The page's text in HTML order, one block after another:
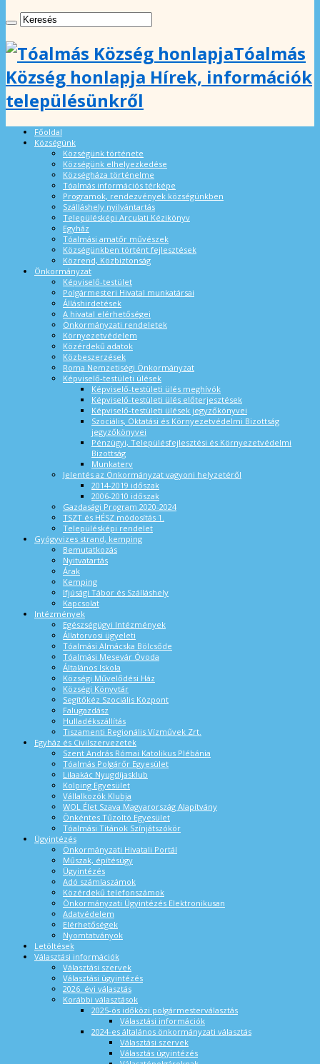
Tóalmás
Község honlapja Hírek, információk
településünkről
Főoldal
Községünk
Községünk története
Községünk elhelyezkedése
Községháza történelme
Tóalmás információs térképe
Programok, rendezvények községünkben
Szálláshely nyilvántartás
Településképi Arculati Kézikönyv
Egyház
Tóalmási amatőr művészek
Községünkben történt fejlesztések
Közrend, Közbiztonság
Önkormányzat
Képviselő-testület
Polgármesteri Hivatal munkatársai
Álláshirdetések
A hivatal elérhetőségei
Önkormányzati rendeletek
Környezetvédelem
Közérdekű adatok
Közbeszerzések
Roma Nemzetiségi Önkormányzat
Képviselő-testületi ülések
Képviselő-testületi ülés meghívók
Képviselő-testületi ülés előterjesztések
Képviselő-testületi ülések jegyzőkönyvei
Szociális, Oktatási és Környezetvédelmi Bizottság
jegyzőkönyvei
Pénzügyi, Településfejlesztési és Környezetvédelmi
Bizottság
Munkaterv
Jelentés az Önkormányzat vagyoni helyzetéről
2014-2019 időszak
2006-2010 időszak
Gazdasági Program 2020-2024
TSZT és HÉSZ módosítás 1.
Településképi rendelet
Gyógyvizes strand, kemping
Bemutatkozás
Nyitvatartás
Árak
Kemping
Ifjúsági Tábor és Szálláshely
Kapcsolat
Intézmények
Egészségügyi Intézmények
Állatorvosi ügyeleti
Tóalmási Almácska Bölcsőde
Tóalmási Mesevár Óvoda
Általános Iskola
Községi Művelődési Ház
Községi Könyvtár
Segítőkéz Szociális Központ
Falugazdász
Hulladékszállítás
Tiszamenti Regionális Vízművek Zrt.
Egyház és Civilszervezetek
Szent András Római Katolikus Plébánia
Tóalmás Polgárőr Egyesület
Lilaakác Nyugdíjasklub
Kolping Egyesület
Vállalkozók Klubja
WOL Élet Szava Magyarország Alapítvány
Önkéntes Tűzoltó Egyesület
Tóalmási Titánok Színjátszókör
Ügyintézés
Önkormányzati Hivatali Portál
Műszak, építésügy
Ügyintézés
Adó számlaszámok
Közérdekű telefonszámok
Önkormányzati Ügyintézés Elektronikusan
Adatvédelem
Elérhetőségek
Nyomtatványok
Letöltések
Választási információk
Választási szervek
Választási ügyintézés
2026. évi választás
Korábbi választások
2025-ös időközi polgármesterválasztás
Választási információk
2024-es általános önkormányzati választás
Választási szervek
Választás ügyintézés